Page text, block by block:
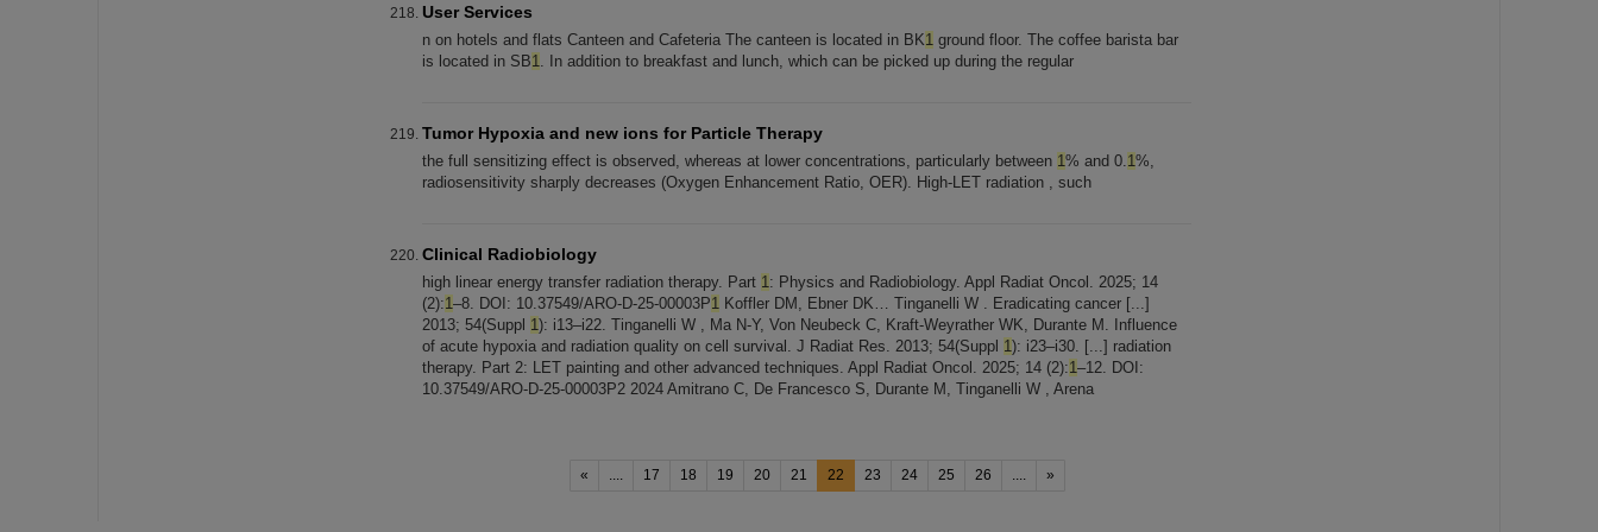
User Services
n on hotels and flats Canteen and Cafeteria The canteen is located in BK1 ground floor. The coffee barista bar
is located in SB1. In addition to breakfast and lunch, which can be picked up during the regular
Tumor Hypoxia and new ions for Particle Therapy
the full sensitizing effect is observed, whereas at lower concentrations, particularly between 1% and 0.1%,
radiosensitivity sharply decreases (Oxygen Enhancement Ratio, OER). High-LET radiation , such
Clinical Radiobiology
high linear energy transfer radiation therapy. Part 1: Physics and Radiobiology. Appl Radiat Oncol. 2025; 14
(2):1–8. DOI: 10.37549/ARO-D-25-00003P1 Koffler DM, Ebner DK… Tinganelli W . Eradicating cancer [...]
2013; 54(Suppl 1): i13–i22. Tinganelli W , Ma N-Y, Von Neubeck C, Kraft-Weyrather WK, Durante M. Influence
of acute hypoxia and radiation quality on cell survival. J Radiat Res. 2013; 54(Suppl 1): i23–i30. [...] radiation
therapy. Part 2: LET painting and other advanced techniques. Appl Radiat Oncol. 2025; 14 (2):1–12. DOI:
10.37549/ARO-D-25-00003P2 2024 Amitrano C, De Francesco S, Durante M, Tinganelli W , Arena
« .... 17 18 19 20 21 22 23 24 25 26 .... »